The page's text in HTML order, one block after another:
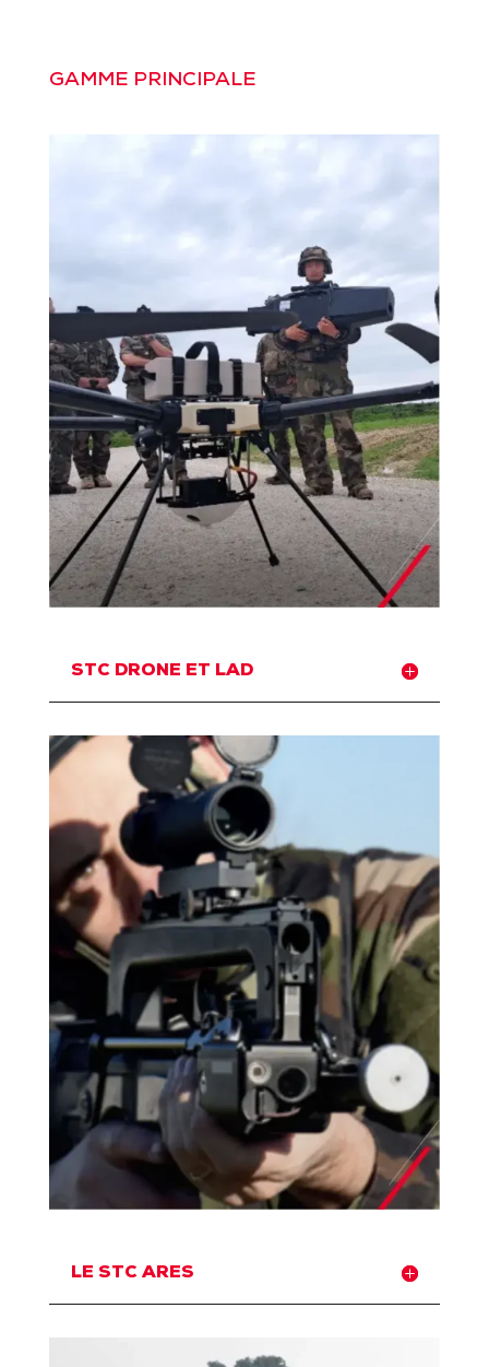
GAMME PRINCIPALE
STC DRONE ET LAD
LE STC ARES